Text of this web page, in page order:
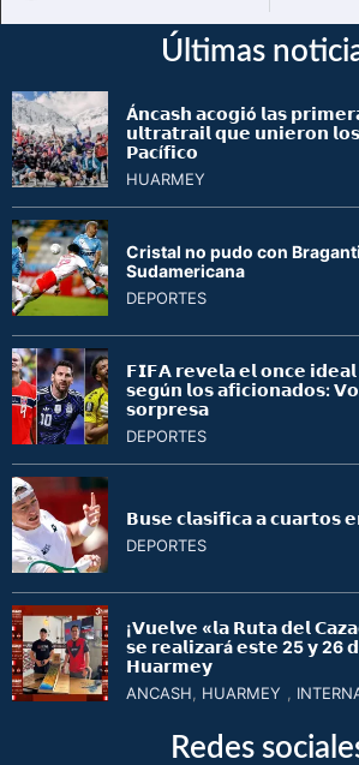
Últimas
Á𝗻𝗰𝗮𝘀𝗵 𝗮𝗰𝗼𝗴𝗶ó 𝗹𝗮𝘀
𝘂𝗹𝘁𝗿𝗮𝘁𝗿𝗮𝗶𝗹 𝗾𝘂𝗲 𝘂𝗻𝗶𝗲𝗿𝗼𝗻
𝗣𝗮𝗰í𝗳𝗶𝗰𝗼
HUARMEY
Cristal no pudo con
Sudamericana
DEPORTES
𝗙𝗜𝗙𝗔 𝗿𝗲𝘃𝗲𝗹𝗮 𝗲𝗹 𝗼𝗻𝗰𝗲
𝘀𝗲𝗴ú𝗻 𝗹𝗼𝘀 𝗮𝗳𝗶𝗰𝗶𝗼𝗻𝗮𝗱𝗼𝘀:
𝘀𝗼𝗿𝗽𝗿𝗲𝘀𝗮
DEPORTES
𝗕𝘂𝘀𝗲 𝗰𝗹𝗮𝘀𝗶𝗳𝗶𝗰𝗮 𝗮 𝗰𝘂𝗮𝗿𝘁𝗼𝘀
DEPORTES
¡𝗩𝘂𝗲𝗹𝘃𝗲 «𝗹𝗮 𝗥𝘂𝘁𝗮 𝗱𝗲𝗹
𝘀𝗲 𝗿𝗲𝗮𝗹𝗶𝘇𝗮𝗿á 𝗲𝘀𝘁𝗲 25 𝘆 26
𝗛𝘂𝗮𝗿𝗺𝗲𝘆
ANCASH HUARMEY
Redes